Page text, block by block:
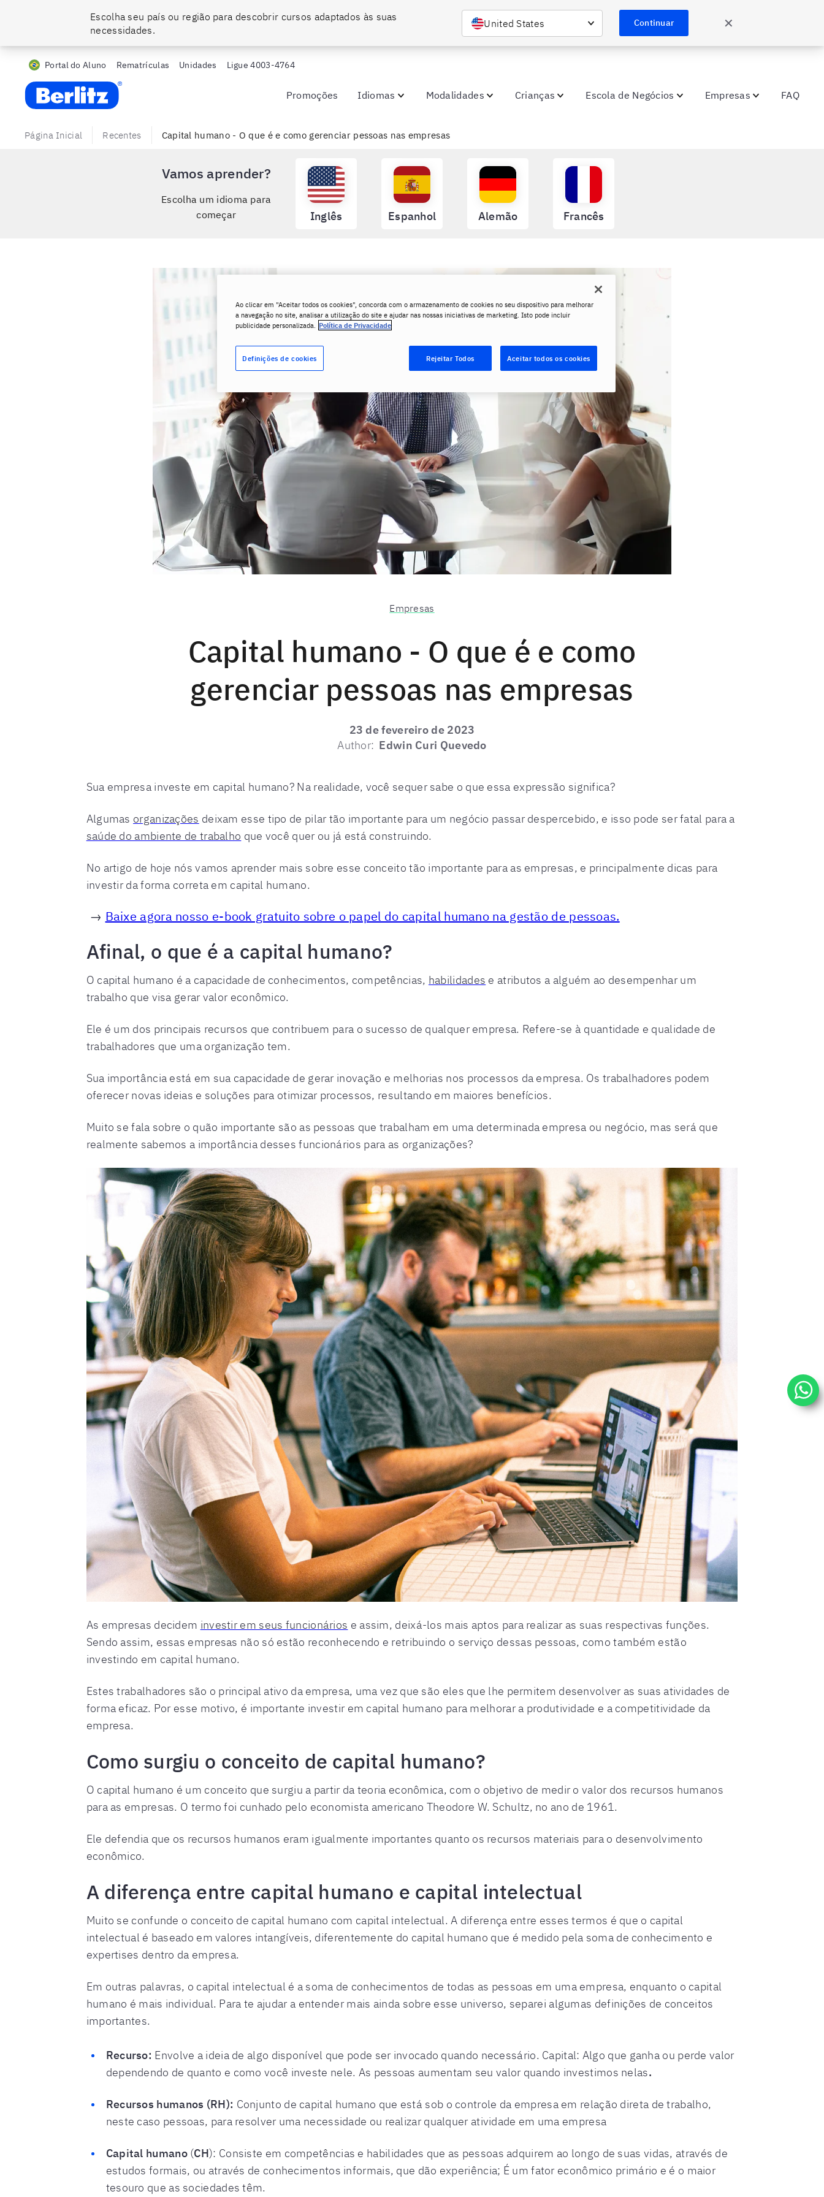
Escolha seu país ou região para descobrir cursos adaptados às suas
necessidades.
United States Continuar ✕
Portal do Aluno Rematrículas Unidades Ligue 4003-4764
Berlitz BR
Promoções Idiomas Modalidades Crianças Escola de Negócios Empresas FAQ
Página Inicial Recentes Capital humano - O que é e como gerenciar pessoas nas empresas
Vamos aprender?
Escolha um idioma para
começar
Inglês Espanhol Alemão Francês
Empresas
Capital humano - O que é e como
gerenciar pessoas nas empresas
23 de fevereiro de 2023
Author: Edwin Curi Quevedo
Sua empresa investe em capital humano? Na realidade, você sequer sabe o que essa expressão significa?
Algumas organizações deixam esse tipo de pilar tão importante para um negócio passar despercebido, e isso pode ser fatal para a
saúde do ambiente de trabalho que você quer ou já está construindo.
No artigo de hoje nós vamos aprender mais sobre esse conceito tão importante para as empresas, e principalmente dicas para
investir da forma correta em capital humano.
→ Baixe agora nosso e-book gratuito sobre o papel do capital humano na gestão de pessoas.
Afinal, o que é a capital humano?
O capital humano é a capacidade de conhecimentos, competências, habilidades e atributos a alguém ao desempenhar um
trabalho que visa gerar valor econômico.
Ele é um dos principais recursos que contribuem para o sucesso de qualquer empresa. Refere-se à quantidade e qualidade de
trabalhadores que uma organização tem.
Sua importância está em sua capacidade de gerar inovação e melhorias nos processos da empresa. Os trabalhadores podem
oferecer novas ideias e soluções para otimizar processos, resultando em maiores benefícios.
Muito se fala sobre o quão importante são as pessoas que trabalham em uma determinada empresa ou negócio, mas será que
realmente sabemos a importância desses funcionários para as organizações?
As empresas decidem investir em seus funcionários e assim, deixá-los mais aptos para realizar as suas respectivas funções.
Sendo assim, essas empresas não só estão reconhecendo e retribuindo o serviço dessas pessoas, como também estão
investindo em capital humano.
Estes trabalhadores são o principal ativo da empresa, uma vez que são eles que lhe permitem desenvolver as suas atividades de
forma eficaz. Por esse motivo, é importante investir em capital humano para melhorar a produtividade e a competitividade da
empresa.
Como surgiu o conceito de capital humano?
O capital humano é um conceito que surgiu a partir da teoria econômica, com o objetivo de medir o valor dos recursos humanos
para as empresas. O termo foi cunhado pelo economista americano Theodore W. Schultz, no ano de 1961.
Ele defendia que os recursos humanos eram igualmente importantes quanto os recursos materiais para o desenvolvimento
econômico.
A diferença entre capital humano e capital intelectual
Muito se confunde o conceito de capital humano com capital intelectual. A diferença entre esses termos é que o capital
intelectual é baseado em valores intangíveis, diferentemente do capital humano que é medido pela soma de conhecimento e
expertises dentro da empresa.
Em outras palavras, o capital intelectual é a soma de conhecimentos de todas as pessoas em uma empresa, enquanto o capital
humano é mais individual. Para te ajudar a entender mais ainda sobre esse universo, separei algumas definições de conceitos
importantes.
Recurso: Envolve a ideia de algo disponível que pode ser invocado quando necessário. Capital: Algo que ganha ou perde valor
dependendo de quanto e como você investe nele. As pessoas aumentam seu valor quando investimos nelas.
Recursos humanos (RH): Conjunto de capital humano que está sob o controle da empresa em relação direta de trabalho,
neste caso pessoas, para resolver uma necessidade ou realizar qualquer atividade em uma empresa
Capital humano(CH): Consiste em competências e habilidades que as pessoas adquirem ao longo de suas vidas, através de
estudos formais, ou através de conhecimentos informais, que dão experiência; É um fator econômico primário e é o maior
tesouro que as sociedades têm.
Ao clicar em "Aceitar todos os cookies", concorda com o armazenamento de cookies no seu dispositivo para melhorar
a navegação no site, analisar a utilização do site e ajudar nas nossas iniciativas de marketing. Isto pode incluir
publicidade personalizada. Política de Privacidade
Rejeitar Todos Aceitar todos os cookies
Definições de cookies